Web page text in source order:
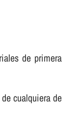
de primera
cualquiera de